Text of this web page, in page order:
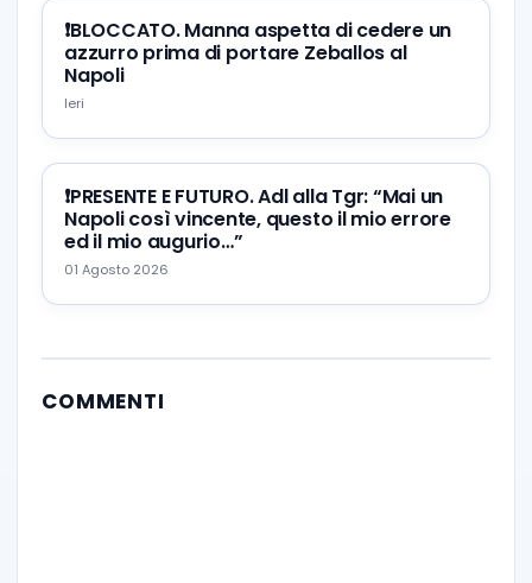
❗️BLOCCATO. Manna aspetta di cedere un
azzurro prima di portare Zeballos al
Napoli
Ieri
❗️PRESENTE E FUTURO. Adl alla Tgr: “Mai un
Napoli così vincente, questo il mio errore
ed il mio augurio…”
01 Agosto 2026
COMMENTI